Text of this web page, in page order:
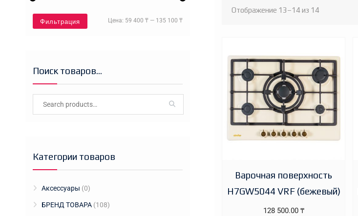
Отображение 13–14 из 14
Варочная поверхность
H7GW5044 VRF (бежевый)
128 500.00 ₸
Минимальная
Максимальная
Фильтрация Цена: 59 400 ₸ — 135 100 ₸
Поиск товаров…
Категории товаров
Аксессуары (0)
БРЕНД ТОВАРА (108)